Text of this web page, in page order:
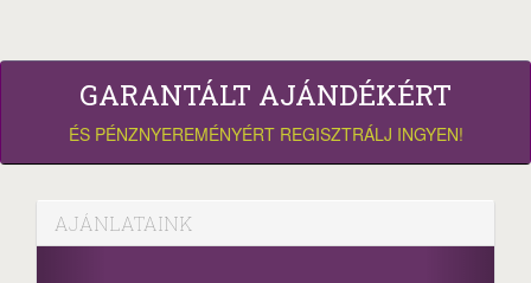
GARANTÁLT AJÁNDÉKÉRT
ÉS PÉNZNYEREMÉNYÉRT REGISZTRÁLJ INGYEN!
AJÁNLATAINK